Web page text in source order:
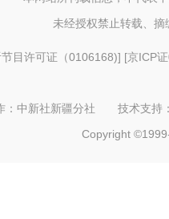
未经授权禁止转载、
目许可证（0106168)] [京ICP
：中新社新疆分社 技术支
Copyright